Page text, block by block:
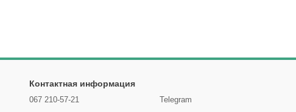
Контактная информация
067 210-57-21
Telegram